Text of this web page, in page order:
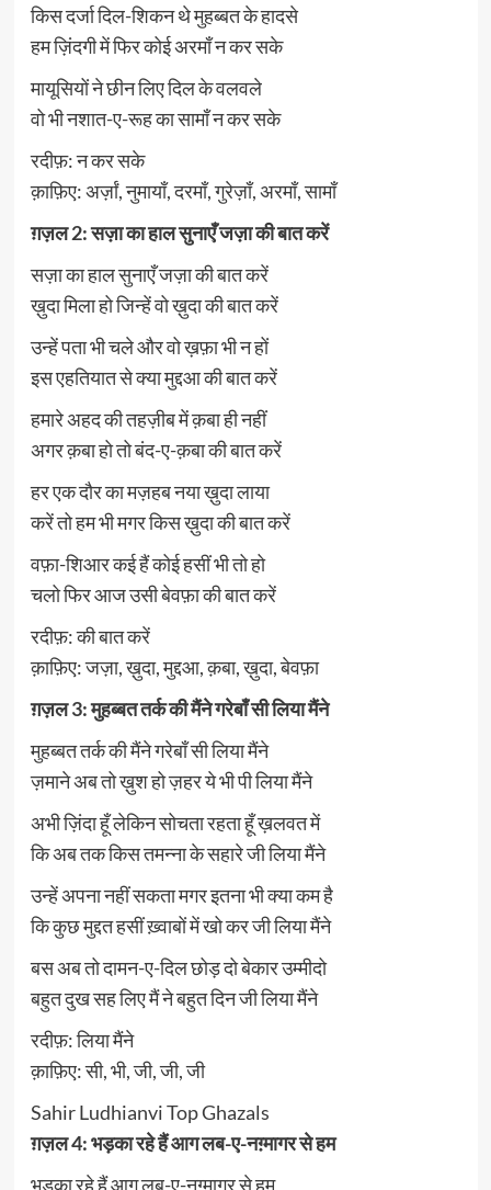
किस दर्जा दिल-शिकन थे मुहब्बत के हादसे
हम ज़िंदगी में फिर कोई अरमाँ न कर सके
मायूसियों ने छीन लिए दिल के वलवले
वो भी नशात-ए-रूह का सामाँ न कर सके
रदीफ़: न कर सके
क़ाफ़िए: अर्ज़ां, नुमायाँ, दरमाँ, गुरेज़ाँ, अरमाँ, सामाँ
ग़ज़ल 2: सज़ा का हाल सुनाएँ जज़ा की बात करें
सज़ा का हाल सुनाएँ जज़ा की बात करें
ख़ुदा मिला हो जिन्हें वो ख़ुदा की बात करें
उन्हें पता भी चले और वो ख़फ़ा भी न हों
इस एहतियात से क्या मुद्दआ की बात करें
हमारे अहद की तहज़ीब में क़बा ही नहीं
अगर क़बा हो तो बंद-ए-क़बा की बात करें
हर एक दौर का मज़हब नया ख़ुदा लाया
करें तो हम भी मगर किस ख़ुदा की बात करें
वफ़ा-शिआर कई हैं कोई हसीं भी तो हो
चलो फिर आज उसी बेवफ़ा की बात करें
रदीफ़: की बात करें
क़ाफ़िए: जज़ा, ख़ुदा, मुद्दआ, क़बा, ख़ुदा, बेवफ़ा
ग़ज़ल 3: मुहब्बत तर्क की मैंने गरेबाँ सी लिया मैंने
मुहब्बत तर्क की मैंने गरेबाँ सी लिया मैंने
ज़माने अब तो ख़ुश हो ज़हर ये भी पी लिया मैंने
अभी ज़िंदा हूँ लेकिन सोचता रहता हूँ ख़लवत में
कि अब तक किस तमन्ना के सहारे जी लिया मैंने
उन्हें अपना नहीं सकता मगर इतना भी क्या कम है
कि कुछ मुद्दत हसीं ख़्वाबों में खो कर जी लिया मैंने
बस अब तो दामन-ए-दिल छोड़ दो बेकार उम्मीदो
बहुत दुख सह लिए मैं ने बहुत दिन जी लिया मैंने
रदीफ़: लिया मैंने
क़ाफ़िए: सी, भी, जी, जी, जी
Sahir Ludhianvi Top Ghazals
ग़ज़ल 4: भड़का रहे हैं आग लब-ए-नग़्मागर से हम
भड़का रहे हैं आग लब-ए-नग़्मागर से हम